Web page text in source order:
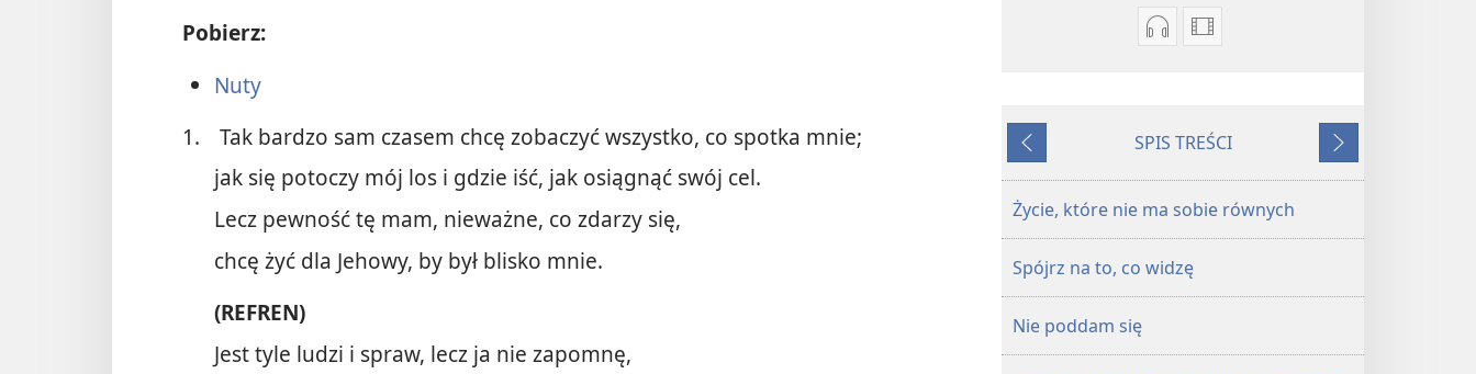
Pobierz:
Nuty
1.
Tak bardzo sam czasem chcę zobaczyć wszystko, co spotka mnie;
jak się potoczy mój los i gdzie iść, jak osiągnąć swój cel.
Lecz pewność tę mam, nieważne, co zdarzy się,
chcę żyć dla Jehowy, by był blisko mnie.
(REFREN)
Jest tyle ludzi i spraw, lecz ja nie zapomnę,
Ustawienia
Piosenki
Opcje
Wstecz
SPIS TREŚCI
Dalej
Życie, które nie ma sobie równych
Spójrz na to, co widzę
Nie poddam się